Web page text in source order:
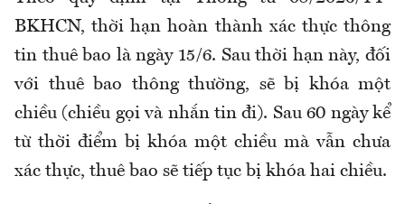
BKHCN, thời hạn hoàn thành xác thực thông
tin thuê bao là ngày 15/6. Sau thời hạn này, đối
với thuê bao thông thường, sẽ bị khóa một
chiều (chiều gọi và nhắn tin đi). Sau 60 ngày kể
từ thời điểm bị khóa một chiều mà vẫn chưa
xác thực, thuê bao sẽ tiếp tục bị khóa hai chiều.